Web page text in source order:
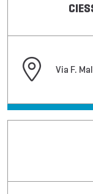
Via F.